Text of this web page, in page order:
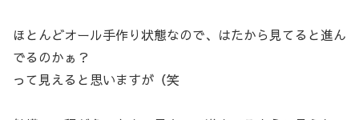
ほとんどオール手作り状態なので、はたから見てると進ん
でるのかぁ？
って見えると思いますが（笑